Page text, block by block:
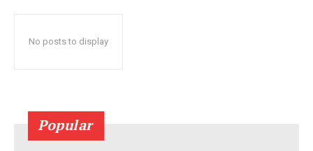
No posts to display
Popular